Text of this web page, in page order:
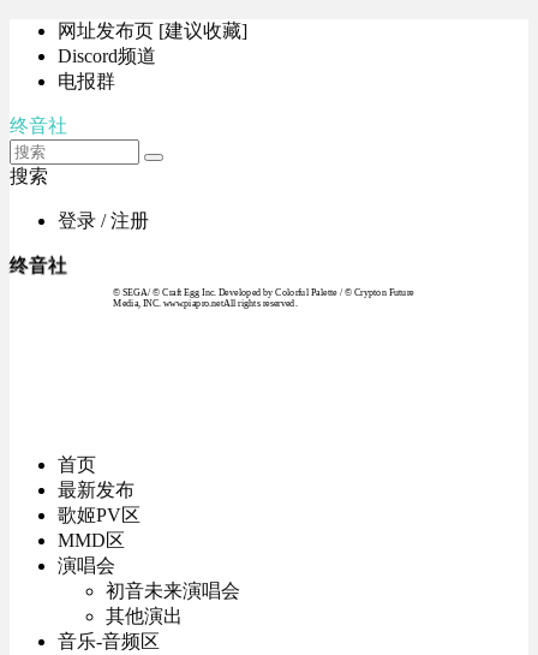
网址发布页 [建议收藏]
Discord频道
电报群
终音社
搜索
登录 / 注册
终音社
© SEGA / © Craft Egg Inc. Developed by Colorful Palette / © Crypton Future
Media, INC. www.piapro.netAll rights reserved.
首页
最新发布
歌姬PV区
MMD区
演唱会
初音未来演唱会
其他演出
音乐-音频区